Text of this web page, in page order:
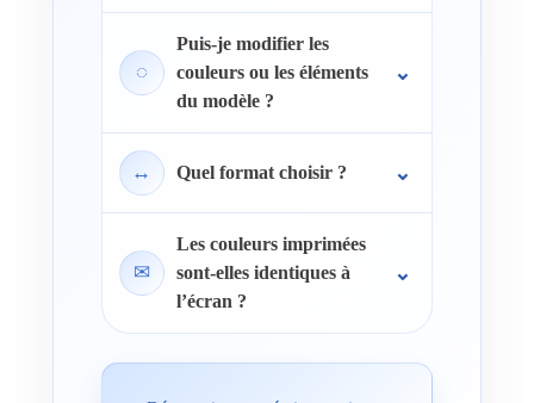
◌
Puis-je modifier les
couleurs ou les éléments
du modèle ?
↔ Quel format choisir ?
✉
Les couleurs imprimées
sont-elles identiques à
l’écran ?